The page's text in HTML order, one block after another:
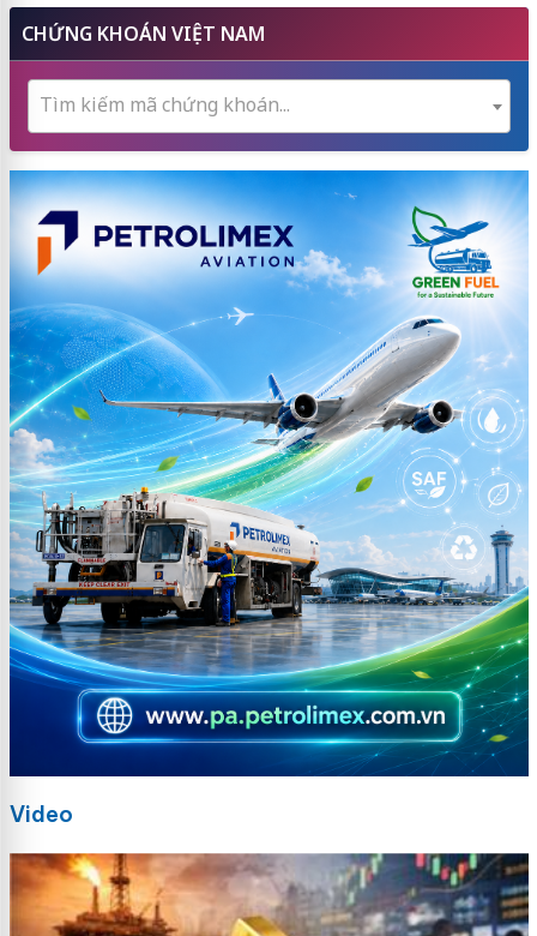
CHỨNG KHOÁN VIỆT NAM
Tìm kiếm mã chứng khoán...
Video